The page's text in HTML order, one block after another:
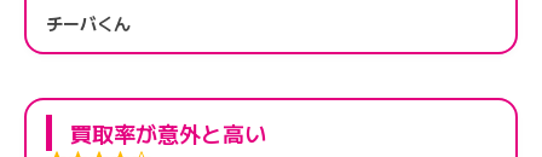
チーバくん
買取率が意外と高い